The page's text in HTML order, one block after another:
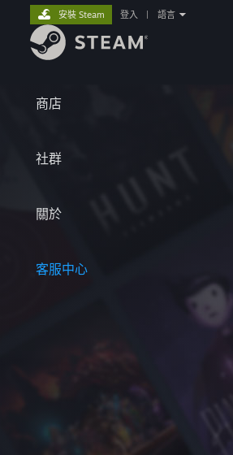
商店
社群
關於
客服中心
安裝 Steam 登入 語言